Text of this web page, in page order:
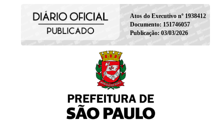
Atos do Executivo nº 1938412
Documento: 151746057
Publicação: 03/03/2026